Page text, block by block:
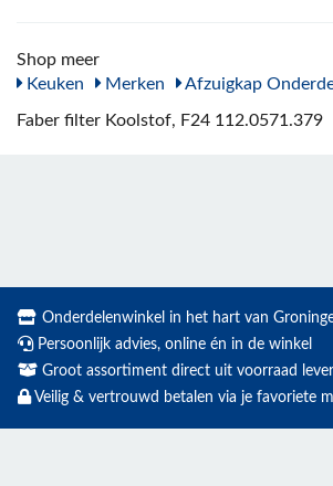
Shop meer
Keuken
Merken Afzuigkap
Faber filter Koolstof, F24 112.0571.379
Onderdelenwinkel in het hart van
Persoonlijk advies, online én in de winkel
Groot assortiment direct uit voorraad
Veilig & vertrouwd betalen via je favoriete